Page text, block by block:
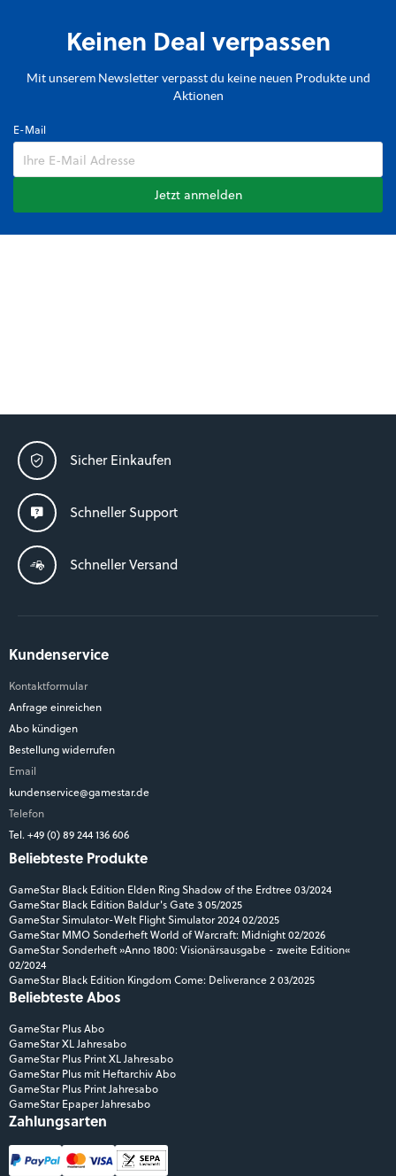
Keinen Deal verpassen
Mit unserem Newsletter verpasst du keine neuen Produkte und
Aktionen
E-Mail
Jetzt anmelden
Sicher Einkaufen
Schneller Support
Schneller Versand
Kundenservice
Kontaktformular
Anfrage einreichen
Abo kündigen
Bestellung widerrufen
Email
kundenservice@gamestar.de
Telefon
Tel. +49 (0) 89 244 136 606
Beliebteste Produkte
GameStar Black Edition Elden Ring Shadow of the Erdtree 03/2024
GameStar Black Edition Baldur's Gate 3 05/2025
GameStar Simulator-Welt Flight Simulator 2024 02/2025
GameStar MMO Sonderheft World of Warcraft: Midnight 02/2026
GameStar Sonderheft »Anno 1800: Visionärsausgabe - zweite Edition«
02/2024
GameStar Black Edition Kingdom Come: Deliverance 2 03/2025
Beliebteste Abos
GameStar Plus Abo
GameStar XL Jahresabo
GameStar Plus Print XL Jahresabo
GameStar Plus mit Heftarchiv Abo
GameStar Plus Print Jahresabo
GameStar Epaper Jahresabo
Zahlungsarten